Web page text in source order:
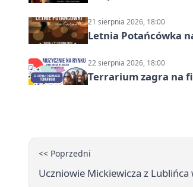
21 sierpnia 2026, 18:00
Letnia Potańcówka
22 sierpnia 2026, 18:00
Terrarium zagra na
<< Poprzedni
Uczniowie Mickiewicza z